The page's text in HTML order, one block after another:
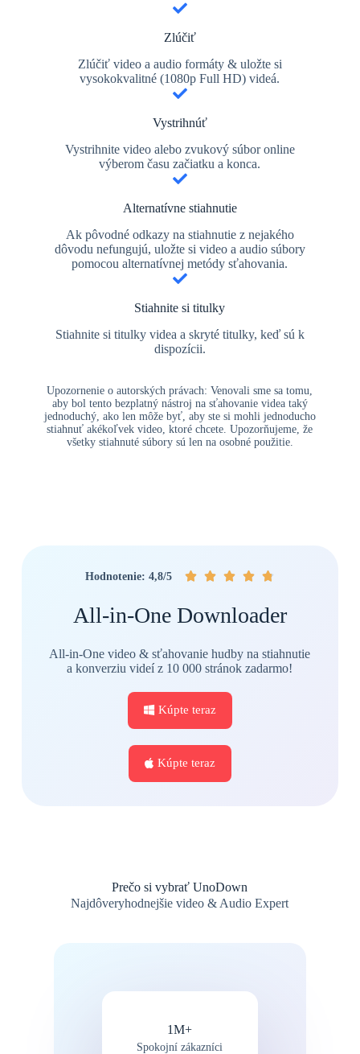
Zlúčiť
Zlúčiť video a audio formáty & uložte si
vysokokvalitné (1080p Full HD) videá.
Vystrihnúť
Vystrihnite video alebo zvukový súbor online
výberom času začiatku a konca.
Alternatívne stiahnutie
Ak pôvodné odkazy na stiahnutie z nejakého
dôvodu nefungujú, uložte si video a audio súbory
pomocou alternatívnej metódy sťahovania.
Stiahnite si titulky
Stiahnite si titulky videa a skryté titulky, keď sú k
dispozícii.
Upozornenie o autorských právach: Venovali sme sa tomu,
aby bol tento bezplatný nástroj na sťahovanie videa taký
jednoduchý, ako len môže byť, aby ste si mohli jednoducho
stiahnuť akékoľvek video, ktoré chcete. Upozorňujeme, že
všetky stiahnuté súbory sú len na osobné použitie.
Hodnotenie: 4,8/5     
All-in-One Downloader
All-in-One video & sťahovanie hudby na stiahnutie
a konverziu videí z 10 000 stránok zadarmo!
Kúpte teraz
Kúpte teraz
Prečo si vybrať UnoDown
Najdôveryhodnejšie video & Audio Expert
1M+
Spokojní zákazníci